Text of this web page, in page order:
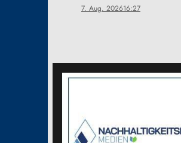
7. Aug. 202616:27